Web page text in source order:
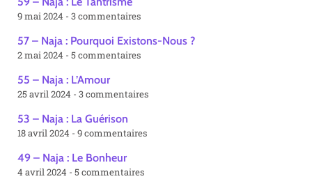
9 mai 2024 3 commentaires
57 – Naja : Pourquoi Existons-Nous ?
2 mai 2024 5 commentaires
55 – Naja : L’Amour
25 avril 2024 3 commentaires
53 – Naja : La Guérison
18 avril 2024 9 commentaires
49 – Naja : Le Bonheur
4 avril 2024 5 commentaires